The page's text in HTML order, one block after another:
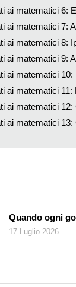
Quando ogni
17 Luglio 2026
ai matematici 6:
ai matematici 7:
ai matematici 8:
ai matematici 9:
ai matematici 10:
ai matematici 11:
ai matematici 12:
ai matematici 13: